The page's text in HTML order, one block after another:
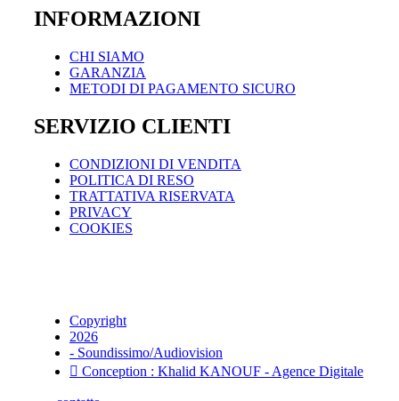
INFORMAZIONI
CHI SIAMO
GARANZIA
METODI DI PAGAMENTO SICURO
SERVIZIO CLIENTI
CONDIZIONI DI VENDITA
POLITICA DI RESO
TRATTATIVA RISERVATA
PRIVACY
COOKIES
Copyright
2026
- Soundissimo/Audiovision
Conception : Khalid KANOUF - Agence Digitale